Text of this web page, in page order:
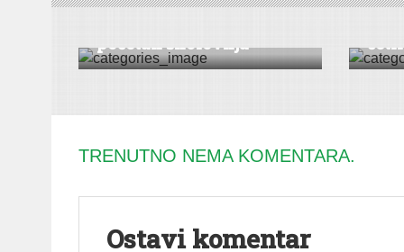
početak školovnja
TRENUTNO NEMA KOMENTARA.
Ostavi komentar